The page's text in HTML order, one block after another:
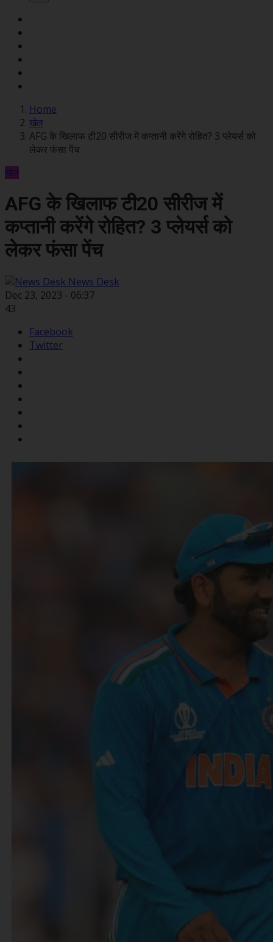
Home
खेल
AFG के खिलाफ टी20 सीरीज में कप्तानी करेंगे रोहित? 3 प्लेयर्स को
लेकर फंसा पेंच
खेल
AFG के खिलाफ टी20 सीरीज में
कप्तानी करेंगे रोहित? 3 प्लेयर्स को
लेकर फंसा पेंच
News Desk
Dec 23, 2023 - 06:37
43
Facebook
Twitter